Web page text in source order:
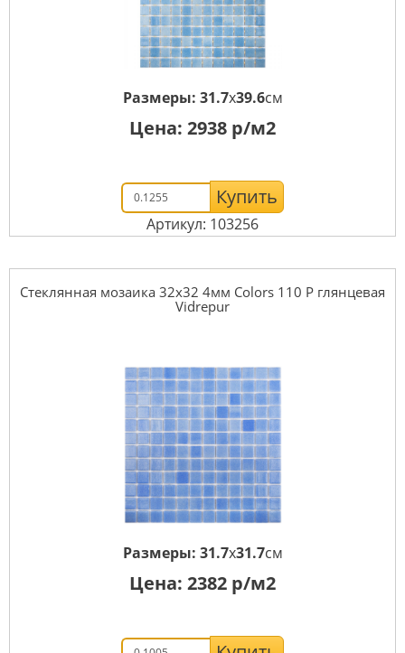
Размеры: 31.7x39.6см
Цена: 2938 р/м2
Купить
Артикул: 103256
Стеклянная мозаика 32x32 4мм Colors 110 P глянцевая
Vidrepur
Размеры: 31.7x31.7см
Цена: 2382 р/м2